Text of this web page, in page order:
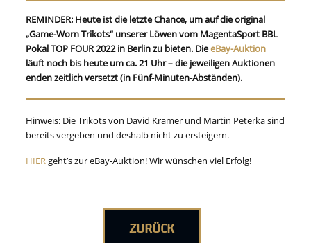
REMINDER: Heute ist die letzte Chance, um auf die original
„Game-Worn Trikots“ unserer Löwen vom MagentaSport BBL
Pokal TOP FOUR 2022 in Berlin zu bieten. DieeBay-Auktion
läuft noch bis heute um ca. 21 Uhr – die jeweiligen Auktionen
enden zeitlich versetzt (in Fünf-Minuten-Abständen).
Hinweis: Die Trikots von David Krämer und Martin Peterka sind
bereits vergeben und deshalb nicht zu ersteigern.
HIERgeht’s zur eBay-Auktion! Wir wünschen viel Erfolg!
ZURÜCK